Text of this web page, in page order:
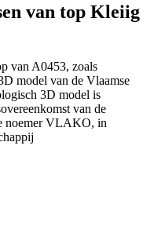
van top Kleiig
van A0453, zoals
model van de Vlaamse
3D model is
van de
noemer VLAKO, in